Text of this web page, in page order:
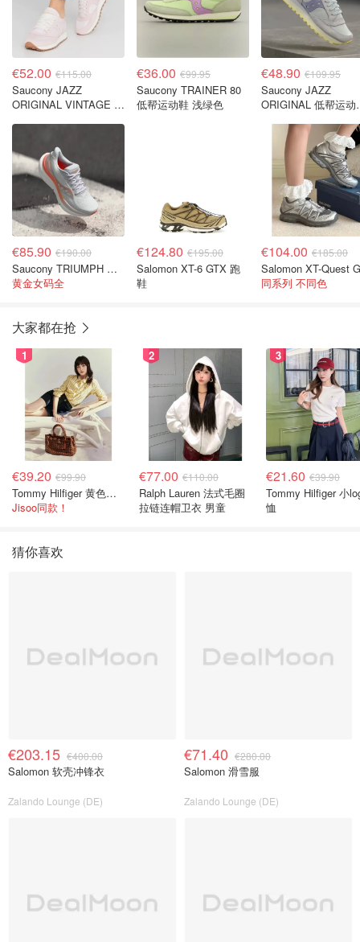
€52.00 €115.00
Saucony JAZZ
ORIGINAL VINTAGE 粉
€36.00 €99.95
Saucony TRAINER 80
低帮运动鞋 浅绿色
€48.90 €109.95
Saucony JAZZ
ORIGINAL 低帮运动
€85.90 €190.00
Saucony TRIUMPH 跑鞋 白色
黄金女码全
€124.80 €195.00
Salomon XT-6 GTX 跑
鞋
€104.00 €185.00
同系列 不同色
大家都在抢
1
€39.20 €99.90
Tommy Hilfiger 黄色条纹衬衫
Jisoo同款！
2
€77.00 €110.00
Ralph Lauren 法式毛圈
拉链连帽卫衣 男童
3
€21.60 €39.90
Tommy Hilfiger 小
恤
猜你喜欢
€203.15 €400.00
Salomon 软壳冲锋衣
Zalando Lounge (DE)
€71.40 €280.00
Salomon 滑雪服
Zalando Lounge (DE)